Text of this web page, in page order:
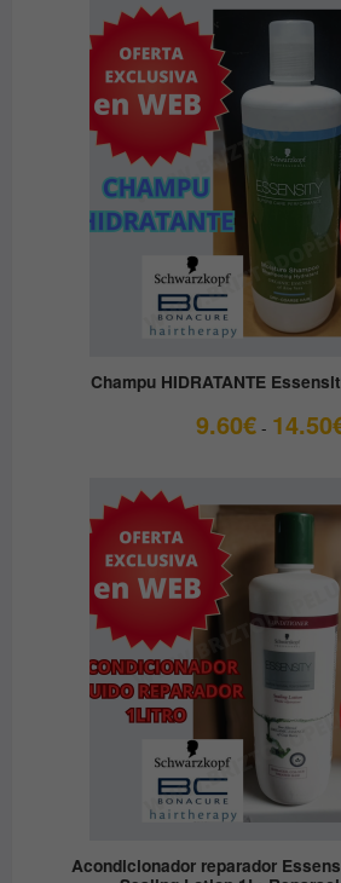
Champu HIDRATANTE
9.60€ - 14.50
Acondicionador reparador